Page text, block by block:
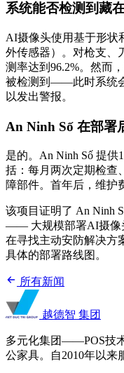
系统能否检测到藏
AI摄像头使用基于形状
外传感器）。对枪支、
测率达到96.2%。然而
被检测到——此时系统
以发出警报。
An Ninh Số 在部署
是的。An Ninh Số 提
括：每月两次定期检查
障部件。首年后，维护
该项目证明了 An Ninh
—— 大规模部署AI摄像
在寻找主动安防解决方
具体的部署路线图。
所有新闻
越德智 集团
多元化集团——POS技
公家具。自2010年以来